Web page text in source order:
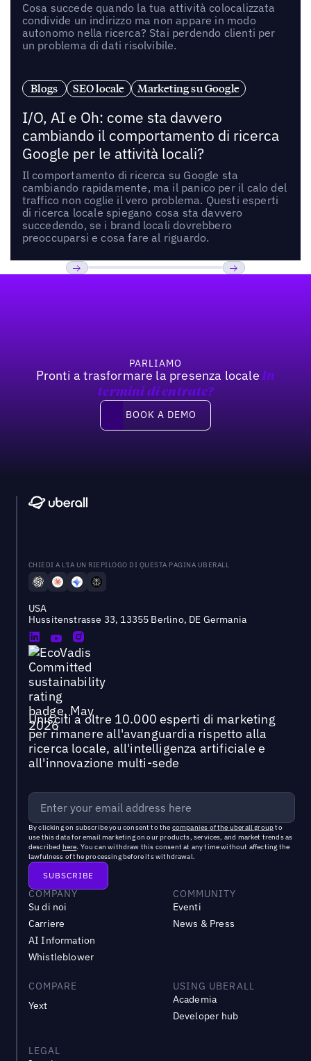
Cosa succede quando la tua attività colocalizzata
condivide un indirizzo ma non appare in modo
autonomo nella ricerca? Stai perdendo clienti per
un problema di dati risolvibile.
Blogs SEO locale Marketing su Google
I/O, AI e Oh: come sta davvero
cambiando il comportamento di ricerca
Google per le attività locali?
Il comportamento di ricerca su Google sta
cambiando rapidamente, ma il panico per il calo del
traffico non coglie il vero problema. Questi esperti
di ricerca locale spiegano cosa sta davvero
succedendo, se i brand locali dovrebbero
preoccuparsi e cosa fare al riguardo.
PARLIAMO
Pronti a trasformare la presenza locale In
termini di entrate?
Book a demo
BOOK A DEMO
CHIEDI A L'IA UN RIEPILOGO DI QUESTA PAGINA UBERALL
USA
Hussitenstrasse 33, 13355 Berlino, DE Germania
Unisciti a oltre 10.000 esperti di marketing
per rimanere all'avanguardia rispetto alla
ricerca locale, all'intelligenza artificiale e
all'innovazione multi-sede
By clicking on subscribe you consent to the companies of the uberall groupto
use this data for email marketing on our products, services, and market trends as
described here. You can withdraw this consent at any time without affecting the
lawfulness of the processing before its withdrawal.
COMPANY
Su di noi
Carriere
AI Information
Whistleblower
COMMUNITY
Eventi
News & Press
COMPARE
Yext
USING UBERALL
Academia
Developer hub
LEGAL